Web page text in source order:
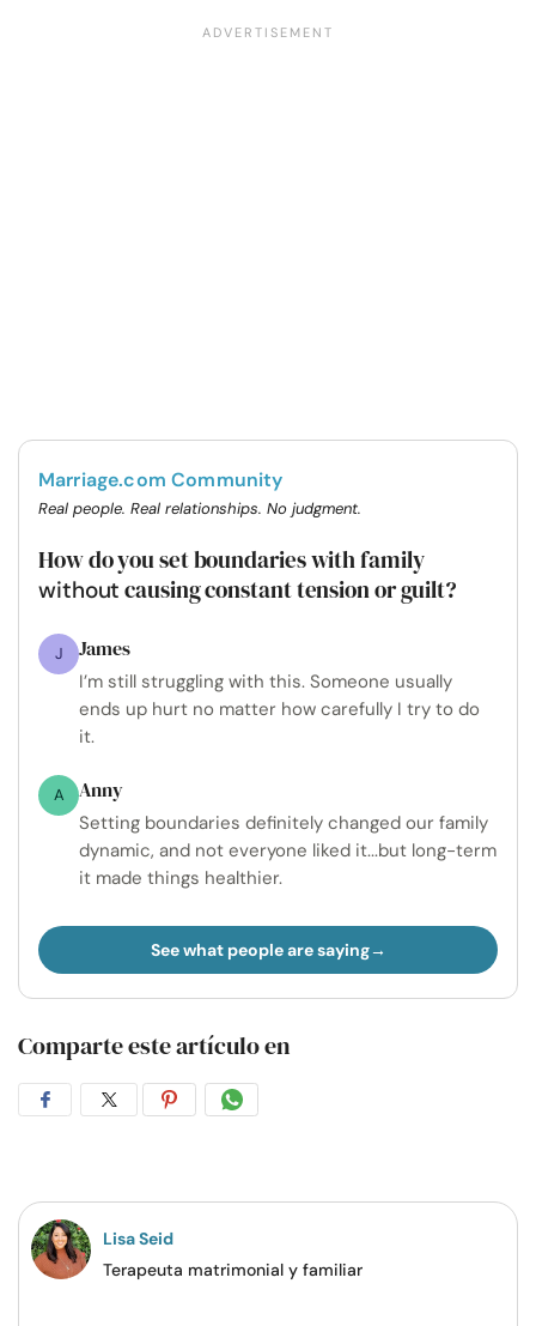
Marriage.com Community
Real people. Real relationships. No judgment.
How do you set boundaries with family
without causing constant tension or guilt?
J James
I’m still struggling with this. Someone usually
ends up hurt no matter how carefully I try to do
it.
A Anny
Setting boundaries definitely changed our family
dynamic, and not everyone liked it...but long-term
it made things healthier.
See what people are saying
Comparte este artículo en
CompartirCompartirCompartirCompartir
Lisa Seid
Terapeuta matrimonial y familiar